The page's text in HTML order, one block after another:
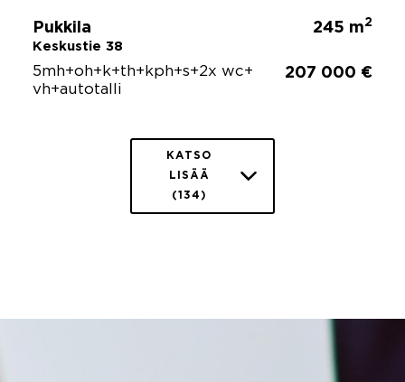
Pukkila
Keskustie 38
245 m2
5mh+oh+k+th+kph+s+2x wc+
vh+autotalli
207 000 €
KATSO
LISÄÄ
(134)